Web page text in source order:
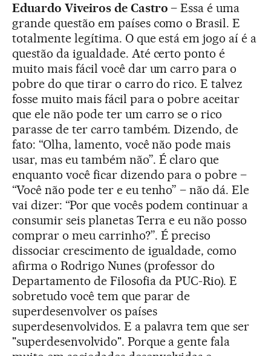
Eduardo Viveiros de Castro – Essa é uma
grande questão em países como o Brasil. E
totalmente legítima. O que está em jogo aí é a
questão da igualdade. Até certo ponto é
muito mais fácil você dar um carro para o
pobre do que tirar o carro do rico. E talvez
fosse muito mais fácil para o pobre aceitar
que ele não pode ter um carro se o rico
parasse de ter carro também. Dizendo, de
fato: “Olha, lamento, você não pode mais
usar, mas eu também não”. É claro que
enquanto você ficar dizendo para o pobre –
“Você não pode ter e eu tenho” – não dá. Ele
vai dizer: “Por que vocês podem continuar a
consumir seis planetas Terra e eu não posso
comprar o meu carrinho?”. É preciso
dissociar crescimento de igualdade, como
afirma o Rodrigo Nunes (professor do
Departamento de Filosofia da PUC-Rio). E
sobretudo você tem que parar de
superdesenvolver os países
superdesenvolvidos. E a palavra tem que ser
"superdesenvolvido". Porque a gente fala